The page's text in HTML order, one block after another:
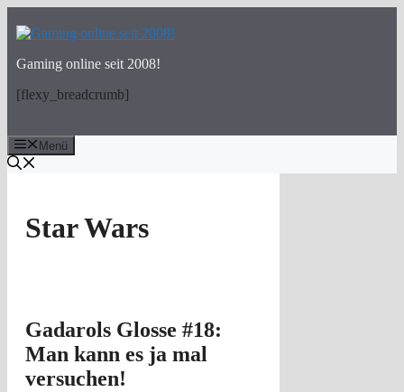
Inhalt
Gaming online seit 2008!
[flexy_breadcrumb]
Menü
Star Wars
Gadarols Glosse #18:
Man kann es ja mal
versuchen!